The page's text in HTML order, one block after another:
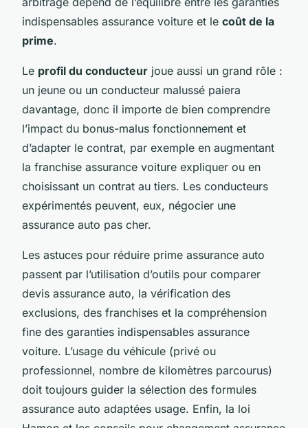
indispensables assurance voiture et le coût de la
prime.
Le profil du conducteur joue aussi un grand rôle :
un jeune ou un conducteur malussé paiera
davantage, donc il importe de bien comprendre
l’impact du bonus-malus fonctionnement et
d’adapter le contrat, par exemple en augmentant
la franchise assurance voiture expliquer ou en
choisissant un contrat au tiers. Les conducteurs
expérimentés peuvent, eux, négocier une
assurance auto pas cher.
Les astuces pour réduire prime assurance auto
passent par l’utilisation d’outils pour comparer
devis assurance auto, la vérification des
exclusions, des franchises et la compréhension
fine des garanties indispensables assurance
voiture. L’usage du véhicule (privé ou
professionnel, nombre de kilomètres parcourus)
doit toujours guider la sélection des formules
assurance auto adaptées usage. Enfin, la loi